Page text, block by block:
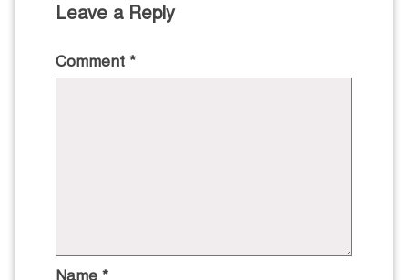
Leave a Reply
Comment *
Name *